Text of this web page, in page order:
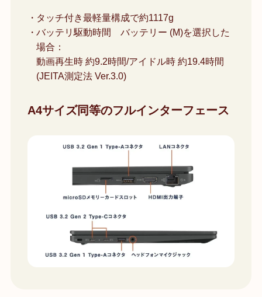
タッチ付き最軽量構成で約1117g
バッテリ駆動時間 バッテリー (M)を選択した
場合：
動画再生時 約9.2時間/アイドル時 約19.4時間
(JEITA測定法 Ver.3.0)
A4サイズ同等のフルインターフェース